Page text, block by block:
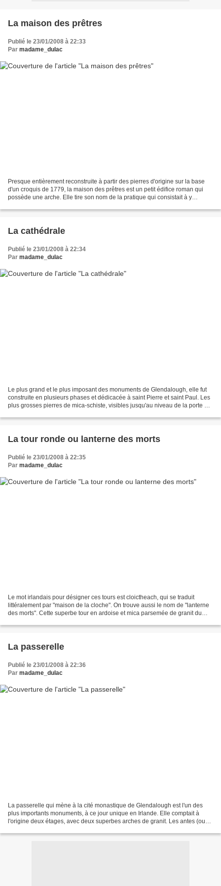
La maison des prêtres
Publié le 23/01/2008 à 22:33
Par madame_dulac
Presque entièrement reconstruite à partir des pierres d'origine sur la base
d'un croquis de 1779, la maison des prêtres est un petit édifice roman qui
possède une arche. Elle tire son nom de la pratique qui consistait à y
La cathédrale
Publié le 23/01/2008 à 22:34
Par madame_dulac
Le plus grand et le plus imposant des monuments de Glendalough, elle fut
construite en plusieurs phases et dédicacée à saint Pierre et saint Paul. Les
plus grosses pierres de mica-schiste, visibles jusqu'au niveau de la porte à
La tour ronde ou lanterne des morts
Publié le 23/01/2008 à 22:35
Par madame_dulac
Le mot irlandais pour désigner ces tours est cloictheach, qui se traduit
littéralement par "maison de la cloche". On trouve aussi le nom de "lanterne
des morts". Cette superbe tour en ardoise et mica parsemée de granit du
La passerelle
Publié le 23/01/2008 à 22:36
Par madame_dulac
La passerelle qui mène à la cité monastique de Glendalough est l'un des
plus importants monuments, à ce jour unique en Irlande. Elle comptait à
l'origine deux étages, avec deux superbes arches de granit. Les antes (ou